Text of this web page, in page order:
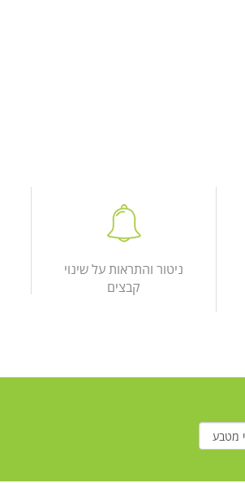
ניטור והתראות על שינוי
קבצים